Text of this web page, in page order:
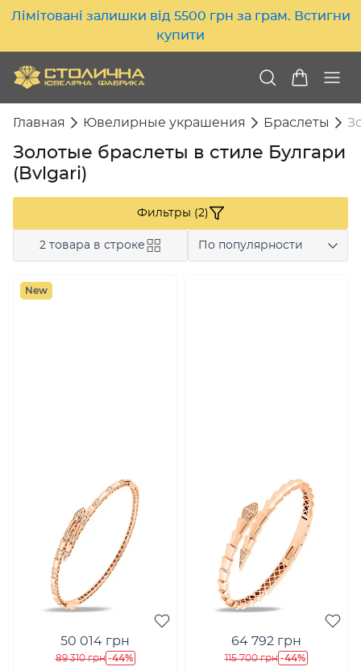
Лімітовані залишки від 5500 грн за грам. Встигни
купити
Главная Ювелирные украшения Браслеты
Золотые браслеты в стиле Булгари
(Bvlgari)
Фильтры (2)
2 товара в строке По популярности
New
50 014 грн
89 310 грн -44%
64 792 грн
115 700 грн -44%